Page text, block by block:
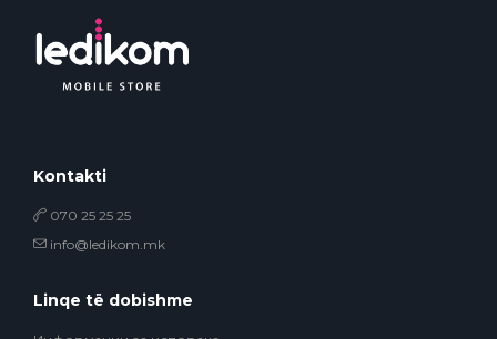
Kontakti
070 25 25 25
info@ledikom.mk
Linqe të dobishme